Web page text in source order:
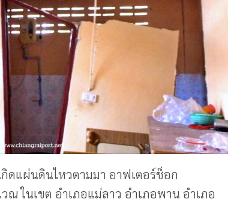
ดแผ่นดินไหวตามมา อาฟเตอร์ช็อก
ณ ในเขต อำเภอแม่ลาว อำเภอพาน อำเภอ